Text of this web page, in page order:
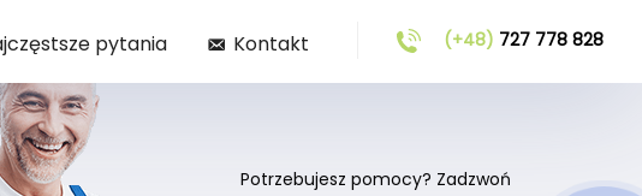
(+48) 727 778 828
pytania Kontakt
Potrzebujesz pomocy? Zadzwoń